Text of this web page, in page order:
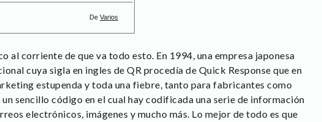
De Varios
al corriente de que va todo esto. En 1994, una empresa japonesa
cuya sigla en ingles de QR procedía de Quick Response que en
estupenda y toda una fiebre, tanto para fabricantes como
sencillo código en el cual hay codificada una serie de información
electrónicos, imágenes y mucho más. Lo mejor de todo es que